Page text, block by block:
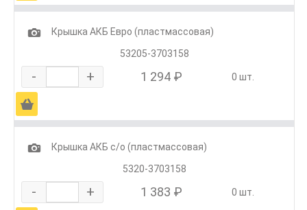
1
Крышка АКБ Евро (пластмассовая)
53205-3703158
- + 1 294 ₽ 0 шт.
Ä
1
Крышка АКБ с/о (пластмассовая)
5320-3703158
- + 1 383 ₽ 0 шт.